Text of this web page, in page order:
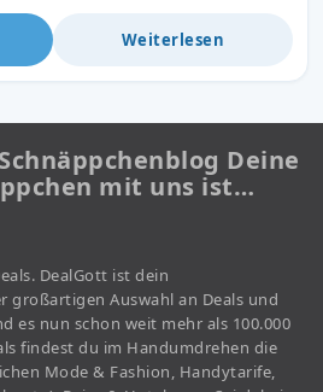
Weiterlesen
Deine
mit uns ist…
DealGott ist dein
großartigen Auswahl an Deals und
es nun schon weit mehr als 100.000
findest du im Handumdrehen die
Mode & Fashion, Handytarife,